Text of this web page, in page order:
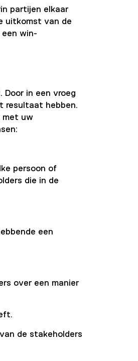
partijen elkaar
uitkomst van de
een win-
in een vroeg
resultaat hebben.
met uw
persoon of
die in de
een
over een manier
de stakeholders